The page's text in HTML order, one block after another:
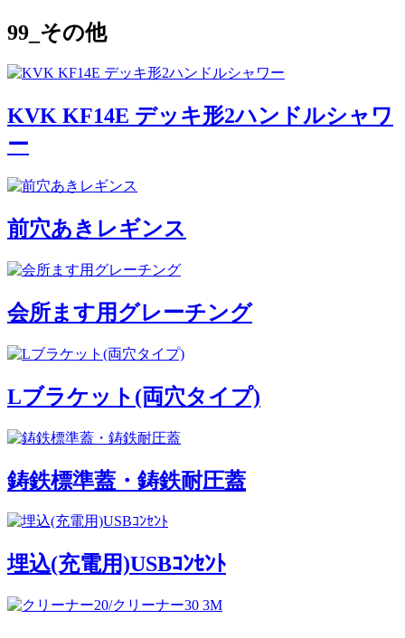
99_その他
KVK KF14E デッキ形2ハンドルシャワ
ー
前穴あきレギンス
会所ます用グレーチング
Lブラケット(両穴タイプ)
鋳鉄標準蓋・鋳鉄耐圧蓋
埋込(充電用)USBｺﾝｾﾝﾄ